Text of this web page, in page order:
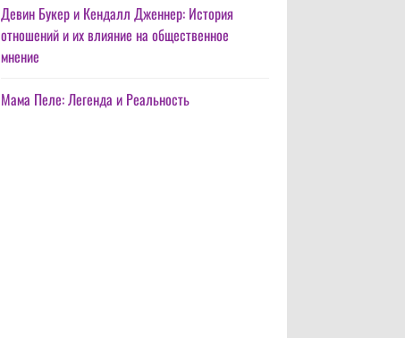
Девин Букер и Кендалл Дженнер: История
отношений и их влияние на общественное
мнение
Мама Пеле: Легенда и Реальность